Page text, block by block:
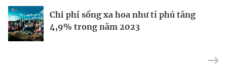
Chi phí sống xa hoa như tỉ phú tăng
4,9% trong năm 2023
Định vị doanh nghiệp Việt trên bản đồ
kinh tế toàn cầu
Mukesh Ambani sắp chuyển giao quyền
điều hành Reliance Industries cho các